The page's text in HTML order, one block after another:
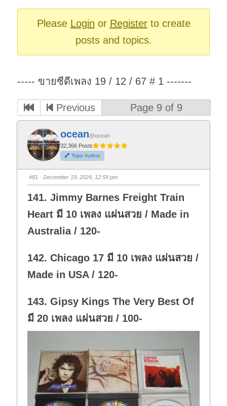
Please Login or Registerto create
posts and topics.
----- ขายซีดีเพลง 19 / 12 / 67 # 1 -------
Previous Page 9 of 9
ocean@ocean
32,366 Posts
Topic Author
#81 · December 19, 2024, 12:59 pm
141. Jimmy Barnes Freight Train
Heart มี 10 เพลง แผ่นสวย / Made in
Australia / 120-
142. Chicago 17 มี 10 เพลง แผ่นสวย /
Made in USA / 120-
143. Gipsy Kings The Very Best Of
มี 20 เพลง แผ่นสวย / 100-